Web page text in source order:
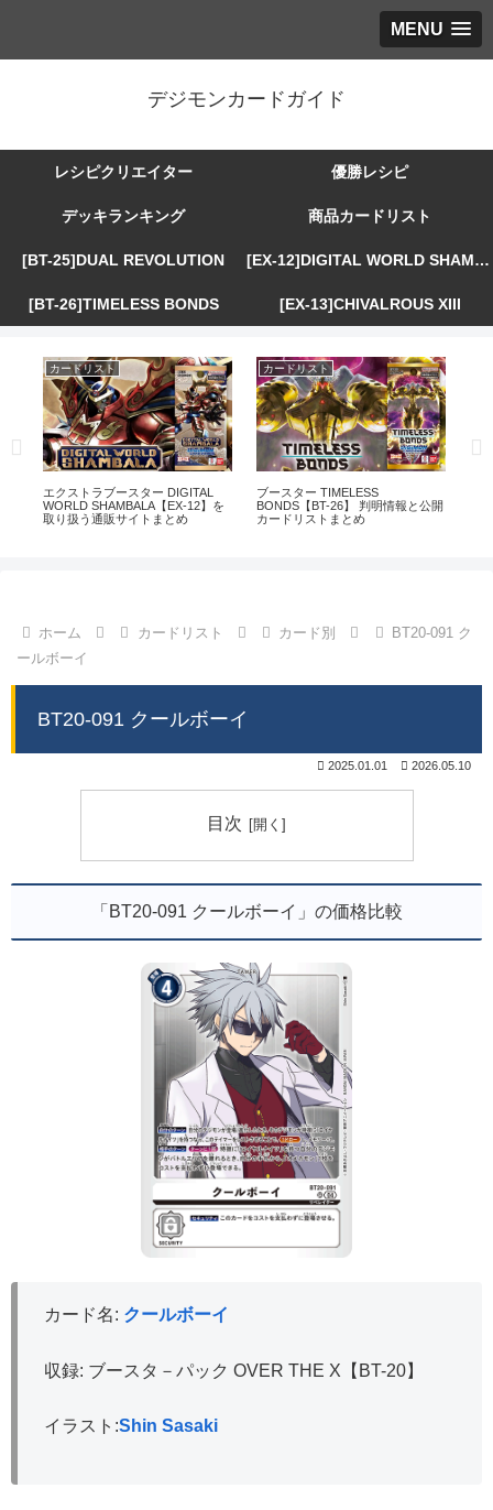
MENU
デジモンカードガイド
レシピクリエイター 優勝レシピ
デッキランキング 商品カードリスト
[BT-25]DUAL REVOLUTION [EX-12]DIGITAL WORLD SHAMBALA
[BT-26]TIMELESS BONDS [EX-13]CHIVALROUS XIII
カードリスト
エクストラブースター DIGITAL
WORLD SHAMBALA【EX-12】を
取り扱う通販サイトまとめ
カードリスト
ブースター TIMELESS
BONDS【BT-26】 判明情報と公開
カードリストまとめ
ホーム カードリスト カード別
BT20-091 ク
ールボーイ
BT20-091 クールボーイ
2025.01.01 2026.05.10
目次
「BT20-091 クールボーイ」の価格比較
カード名: クールボーイ
収録: ブースタ－パック OVER THE X【BT-20】
イラスト:Shin Sasaki